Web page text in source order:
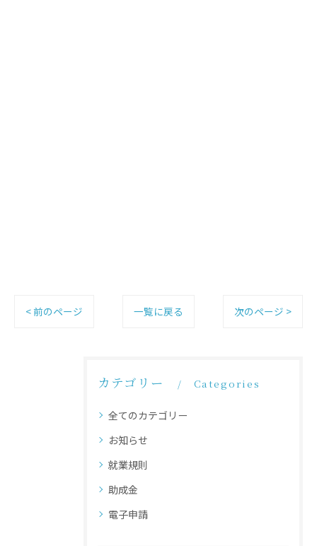
< 前のページ 一覧に戻る 次のページ >
カテゴリー Categories
全てのカテゴリー
お知らせ
就業規則
助成金
電子申請